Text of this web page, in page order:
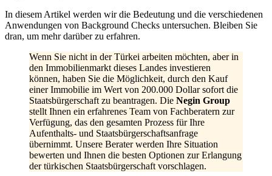
In diesem Artikel werden wir die Bedeutung und die verschiedenen
Anwendungen von Background Checks untersuchen. Bleiben Sie
dran, um mehr darüber zu erfahren.
Wenn Sie nicht in der Türkei arbeiten möchten, aber in
den Immobilienmarkt dieses Landes investieren
können, haben Sie die Möglichkeit, durch den Kauf
einer Immobilie im Wert von 200.000 Dollar sofort die
Staatsbürgerschaft zu beantragen. Die Negin Group
stellt Ihnen ein erfahrenes Team von Fachberatern zur
Verfügung, das den gesamten Prozess für Ihre
Aufenthalts- und Staatsbürgerschaftsanfrage
übernimmt. Unsere Berater werden Ihre Situation
bewerten und Ihnen die besten Optionen zur Erlangung
der türkischen Staatsbürgerschaft vorschlagen.